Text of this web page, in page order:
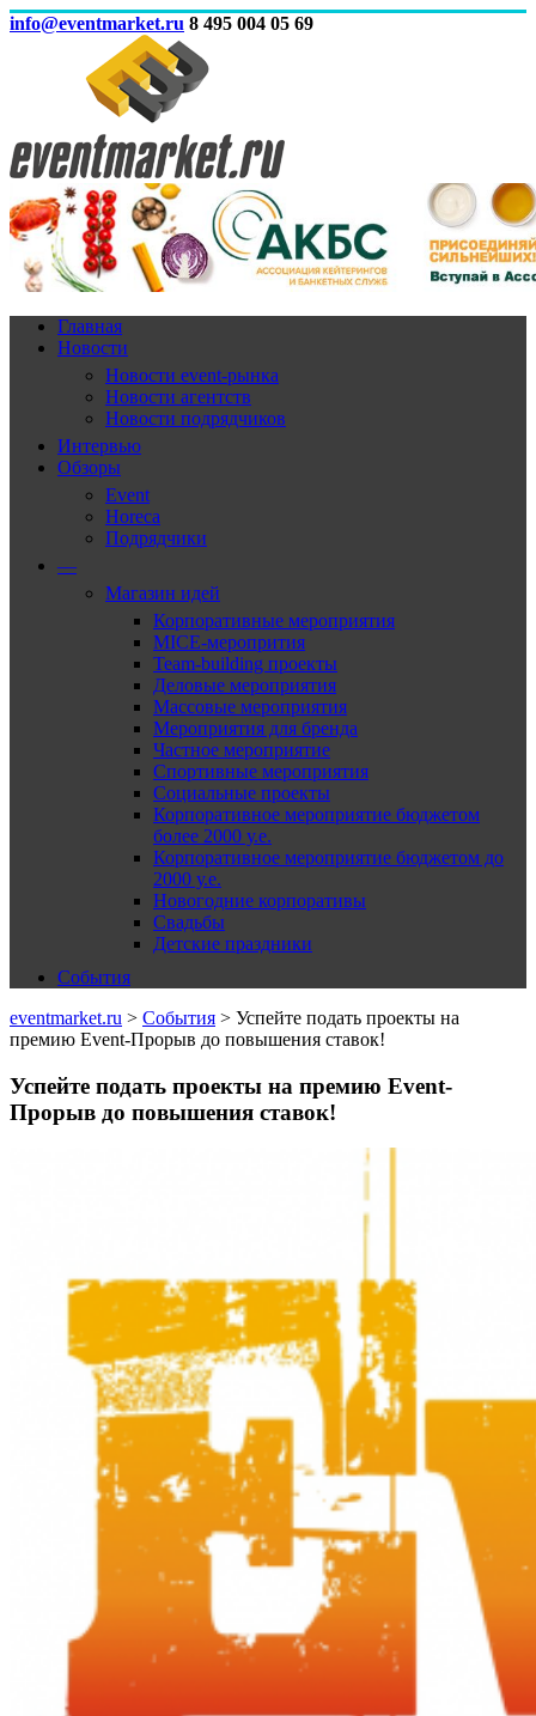
info@eventmarket.ru 8 495 004 05 69
Главная
Новости
Новости event-рынка
Новости агентств
Новости подрядчиков
Интервью
Обзоры
Event
Horeca
Подрядчики
—
Магазин идей
Корпоративные мероприятия
MICE-меропрития
Team-building проекты
Деловые мероприятия
Массовые мероприятия
Мероприятия для бренда
Частное мероприятие
Спортивные мероприятия
Социальные проекты
Корпоративное мероприятие бюджетом
более 2000 у.е.
Корпоративное мероприятие бюджетом до
2000 у.е.
Новогодние корпоративы
Свадьбы
Детские праздники
События
eventmarket.ru > События > Успейте подать проекты на
премию Event-Прорыв до повышения ставок!
Успейте подать проекты на премию Event-
Прорыв до повышения ставок!